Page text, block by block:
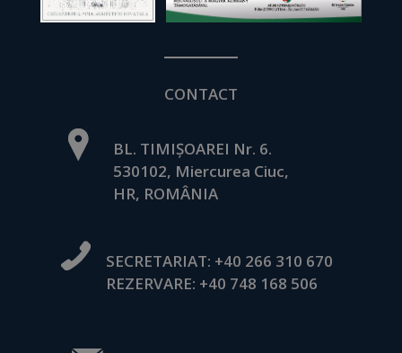
CONTACT
BL. TIMIȘOAREI Nr. 6.
530102, Miercurea Ciuc,
HR, ROMÂNIA
SECRETARIAT: +40 266 310 670
REZERVARE: +40 748 168 506